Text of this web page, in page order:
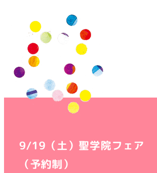
9/19（土）聖学院フェア
（予約制）